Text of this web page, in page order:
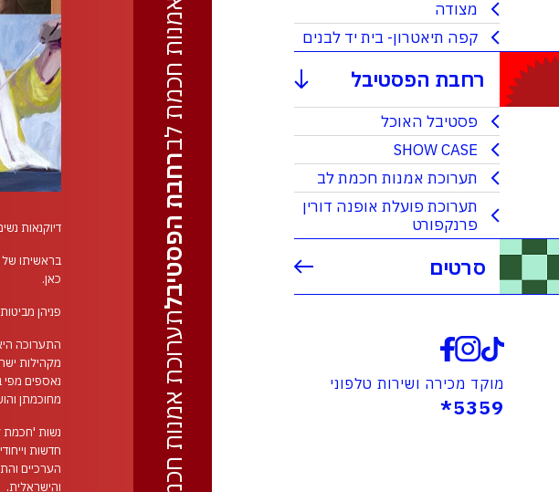
רחבת הפסטיבל
תערוכת אמנות חכמת לב
מצודה
קפה תיאטרון- בית יד לבנים
רחבת הפסטיבל
פסטיבל האוכל
SHOW CASE
תערוכת אמנות חכמת לב
תערוכת פועלת אופנה דורין
פרנקפורט
סרטים
מוקד מכירה ושירות טלפוני
5359*
דיוקנאות
בראשיתו של
כאן.
פניהן
התערוכה
מקהילות
נאספים מפי
מחוכמתן
נשות 'חכמת
חדשות
הערכיים
והישראלית.